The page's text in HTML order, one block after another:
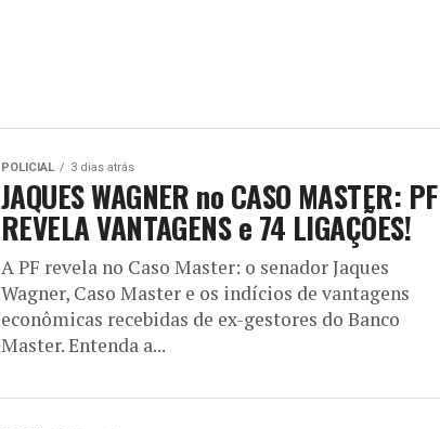
POLICIAL 3 dias atrás
JAQUES WAGNER no CASO MASTER: PF
REVELA VANTAGENS e 74 LIGAÇÕES!
A PF revela no Caso Master: o senador Jaques
Wagner, Caso Master e os indícios de vantagens
econômicas recebidas de ex-gestores do Banco
Master. Entenda a...